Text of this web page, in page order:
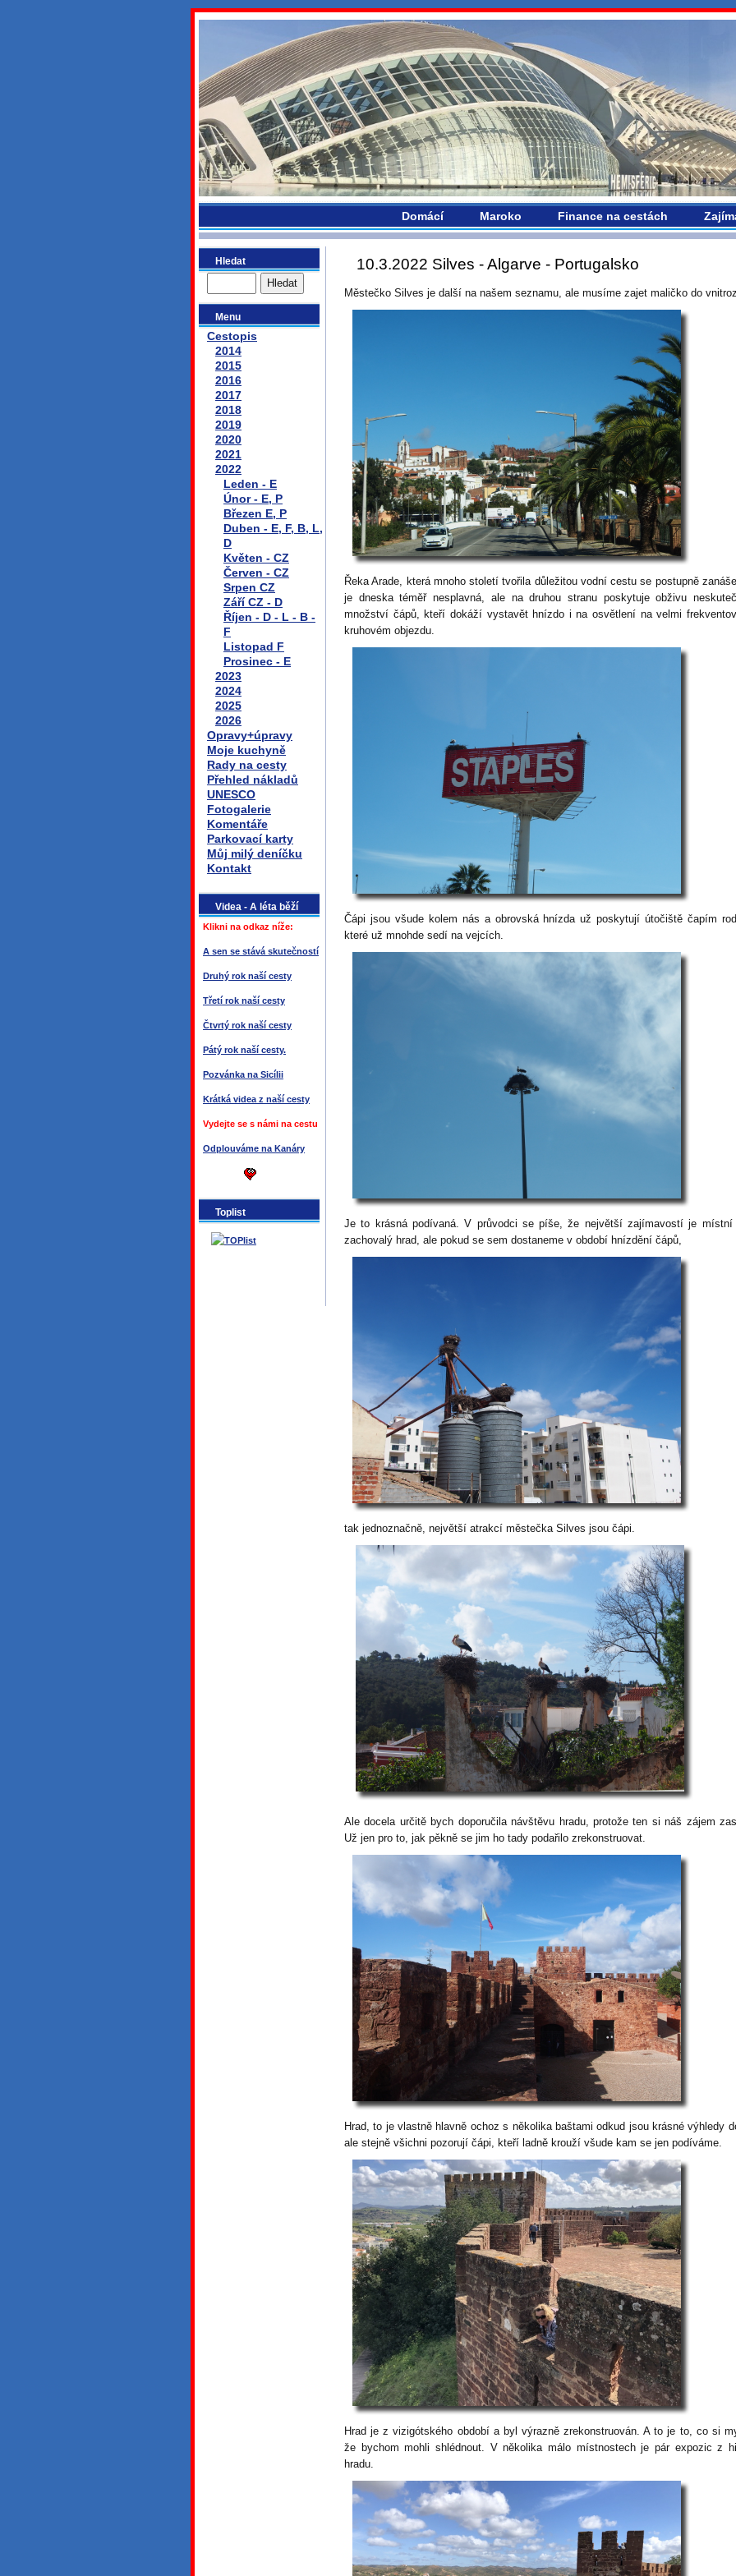
bydlikemevropou.com
Domácí Maroko Finance na cestách
Hledat
Menu
Cestopis
2014
2015
2016
2017
2018
2019
2020
2021
2022
Leden - E
Únor - E, P
Březen E, P
Duben - E, F, B, L,
D
Květen - CZ
Červen - CZ
Srpen CZ
Září CZ - D
Říjen - D - L - B -
F
Listopad F
Prosinec - E
2023
2024
2025
2026
Opravy+úpravy
Moje kuchyně
Rady na cesty
Přehled nákladů
UNESCO
Fotogalerie
Komentáře
Parkovací karty
Můj milý deníčku
Kontakt
Videa - A léta běží
Klikni na odkaz níže:
A sen se stává skutečností
Druhý rok naší cesty
Třetí rok naší cesty
Čtvrtý rok naší cesty
Pátý rok naší cesty.
Pozvánka na Sicílii
Krátká videa z naší cesty
Vydejte se s námi na cestu
Odplouváme na Kanáry
Toplist
10.3.2022 Silves - Algarve - Portugalsko
Městečko Silves je další na našem seznamu, ale musíme zajet maličko do
Řeka Arade, která mnoho století tvořila důležitou vodní cestu se postupně
je dneska téměř nesplavná, ale na druhou stranu poskytuje obživu
množství čápů, kteří dokáží vystavět hnízdo i na osvětlení na velmi
kruhovém objezdu.
Čápi jsou všude kolem nás a obrovská hnízda už poskytují útočiště čapím
které už mnohde sedí na vejcích.
Je to krásná podívaná. V průvodci se píše, že největší zajímavostí je místní
zachovalý hrad, ale pokud se sem dostaneme v období hnízdění čápů,
tak jednoznačně, největší atrakcí městečka Silves jsou čápi.
Ale docela určitě bych doporučila návštěvu hradu, protože ten si náš zájem
Už jen pro to, jak pěkně se jim ho tady podařilo zrekonstruovat.
Hrad, to je vlastně hlavně ochoz s několika baštami odkud jsou krásné výhledy
ale stejně všichni pozorují čápi, kteří ladně krouží všude kam se jen podíváme.
Hrad je z vizigótského období a byl výrazně zrekonstruován. A to je to, co si
že bychom mohli shlédnout. V několika málo místnostech je pár expozic z
hradu.